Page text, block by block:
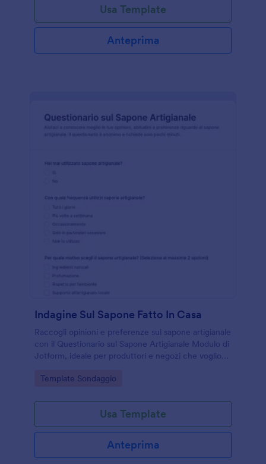
Usa Template
Anteprima
Indagine Sul Sapone Fatto In Casa
Raccogli opinioni e preferenze sul sapone artigianale
con il Questionario sul Sapone Artigianale Modulo di
Jotform, ideale per produttori e negozi che vogliono
online.
Go to Category:
Template Sondaggio
Usa Template
Anteprima